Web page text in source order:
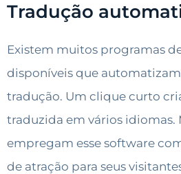
Tradução
Existem muitos programas
disponíveis que
tradução. Um clique curto
traduzida em vários idiomas.
empregam esse software
de atração para seus